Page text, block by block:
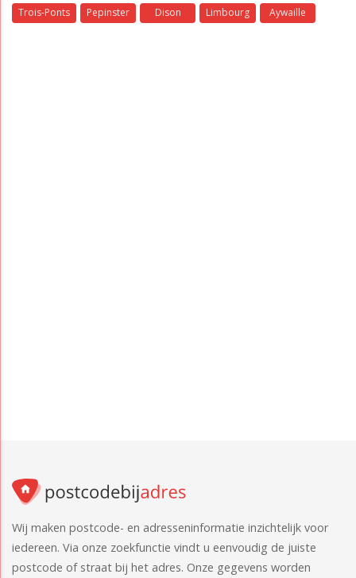
Trois-Ponts
Pepinster Dison Limbourg Aywaille
Wij maken postcode- en adresseninformatie inzichtelijk voor
iedereen. Via onze zoekfunctie vindt u eenvoudig de juiste
postcode of straat bij het adres. Onze gegevens worden